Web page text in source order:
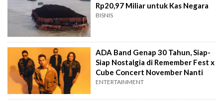
Rp20,97 Miliar untuk Kas Negara
BISNIS
ADA Band Genap 30 Tahun, Siap-
Siap Nostalgia di Remember Fest x
Cube Concert November Nanti
ENTERTAINMENT